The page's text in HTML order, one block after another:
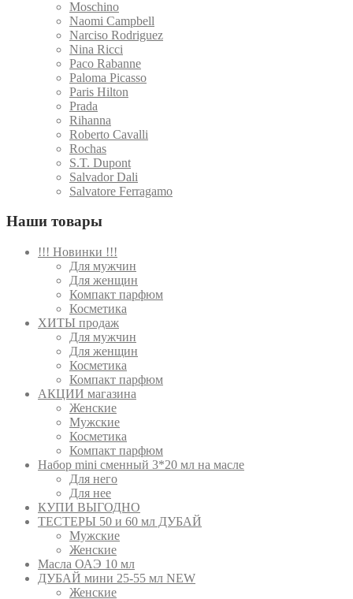
Moschino
Naomi Campbell
Narciso Rodriguez
Nina Ricci
Paco Rabanne
Paloma Picasso
Paris Hilton
Prada
Rihanna
Roberto Cavalli
Rochas
S.T. Dupont
Salvador Dali
Salvatore Ferragamo
Наши товары
!!! Новинки !!!
Для мужчин
Для женщин
Компакт парфюм
Косметика
ХИТЫ продаж
Для мужчин
Для женщин
Косметика
Компакт парфюм
АКЦИИ магазина
Женские
Мужские
Косметика
Компакт парфюм
Набор mini сменный 3*20 мл на масле
Для него
Для нее
КУПИ ВЫГОДНО
ТЕСТЕРЫ 50 и 60 мл ДУБАЙ
Мужские
Женские
Масла ОАЭ 10 мл
ДУБАЙ мини 25-55 мл NEW
Женские